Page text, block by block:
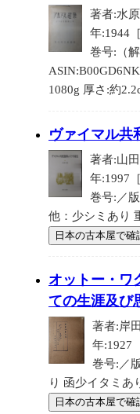
著者:水
年:1944
巻号:（
1080g 厚さ:約
ヴァイマル共
著者:山
年:1997
巻号:／
他：少シミあり
日本の古本屋で確
オットー・ワ
ての生涯及び
著者:岸
年:1927
巻号:／
り 函少イタミあ
日本の古本屋で確